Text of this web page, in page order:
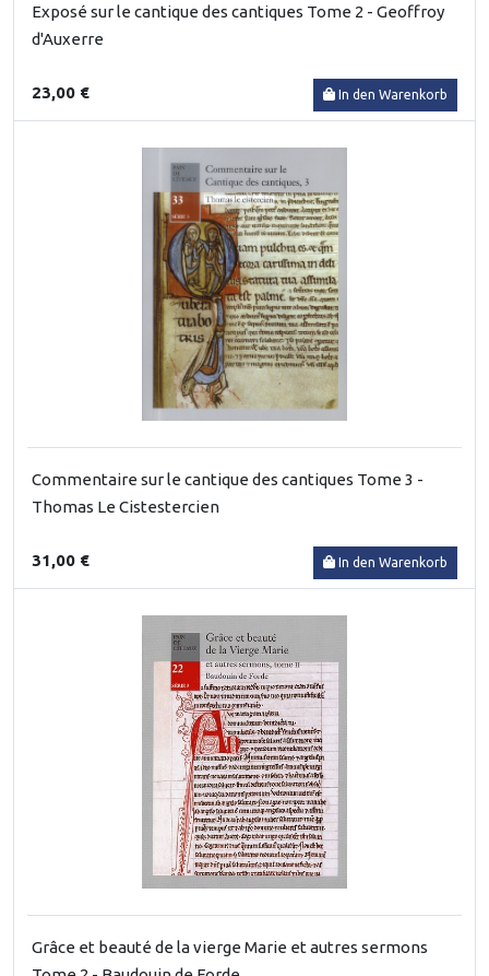
Exposé sur le cantique des cantiques Tome 2 - Geoffroy
d'Auxerre
23,00 € In den Warenkorb
Commentaire sur le cantique des cantiques Tome 3 -
Thomas Le Cistestercien
31,00 € In den Warenkorb
Grâce et beauté de la vierge Marie et autres sermons